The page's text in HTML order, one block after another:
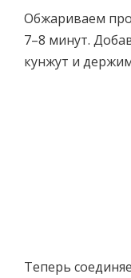
Обжариваем
7–8 минут.
кунжут и
Теперь